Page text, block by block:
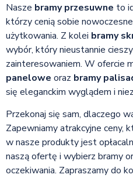
Nasze bramy przesuwne to
którzy cenią sobie
użytkowania. Z kolei bramy
wybór, który nieustannie
zainteresowaniem. W ofercie
panelowe oraz bramy
się eleganckim wyglądem i
Przekonaj się sam, dlaczego
Zapewniamy atrakcyjne ceny,
w nasze produkty jest
naszą ofertę i wybierz bramy
oczekiwania. Zapraszamy do